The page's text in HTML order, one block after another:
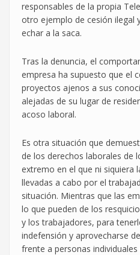
responsables de la propia
otro ejemplo de cesión ilegal
echar a la saca.
Tras la denuncia, el
empresa ha supuesto que el
proyectos ajenos a sus
alejadas de su lugar de
acoso laboral.
Es otra situación que
de los derechos laborales de
extremo en el que ni siquiera
llevadas a cabo por el
situación. Mientras que las
lo que pueden de los
y los trabajadores, para
indefensión y aprovecharse
frente a personas